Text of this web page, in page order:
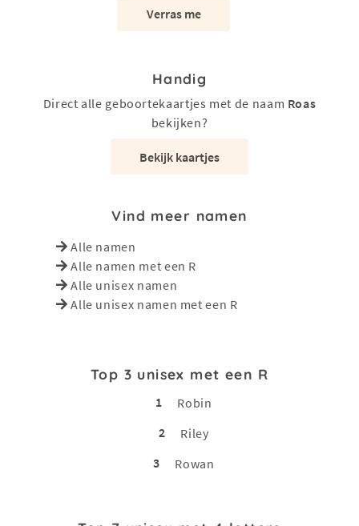
Verras me
Handig
Direct alle geboortekaartjes met de naam Roas
bekijken?
Bekijk kaartjes
Vind meer namen
Alle namen
Alle namen met een R
Alle unisex namen
Alle unisex namen met een R
Top 3 unisex met een R
1
Robin
2
Riley
3
Rowan